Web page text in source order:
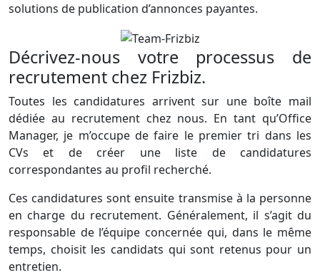
solutions de publication d’annonces payantes.
Décrivez-nous votre processus de
recrutement chez Frizbiz.
Toutes les candidatures arrivent sur une boîte mail
dédiée au recrutement chez nous. En tant qu’Ofﬁce
Manager, je m’occupe de faire le premier tri dans les
CVs et de créer une liste de candidatures
correspondantes au proﬁl recherché.
Ces candidatures sont ensuite transmise à la personne
en charge du recrutement. Généralement, il s’agit du
responsable de l’équipe concernée qui, dans le même
temps, choisit les candidats qui sont retenus pour un
entretien.